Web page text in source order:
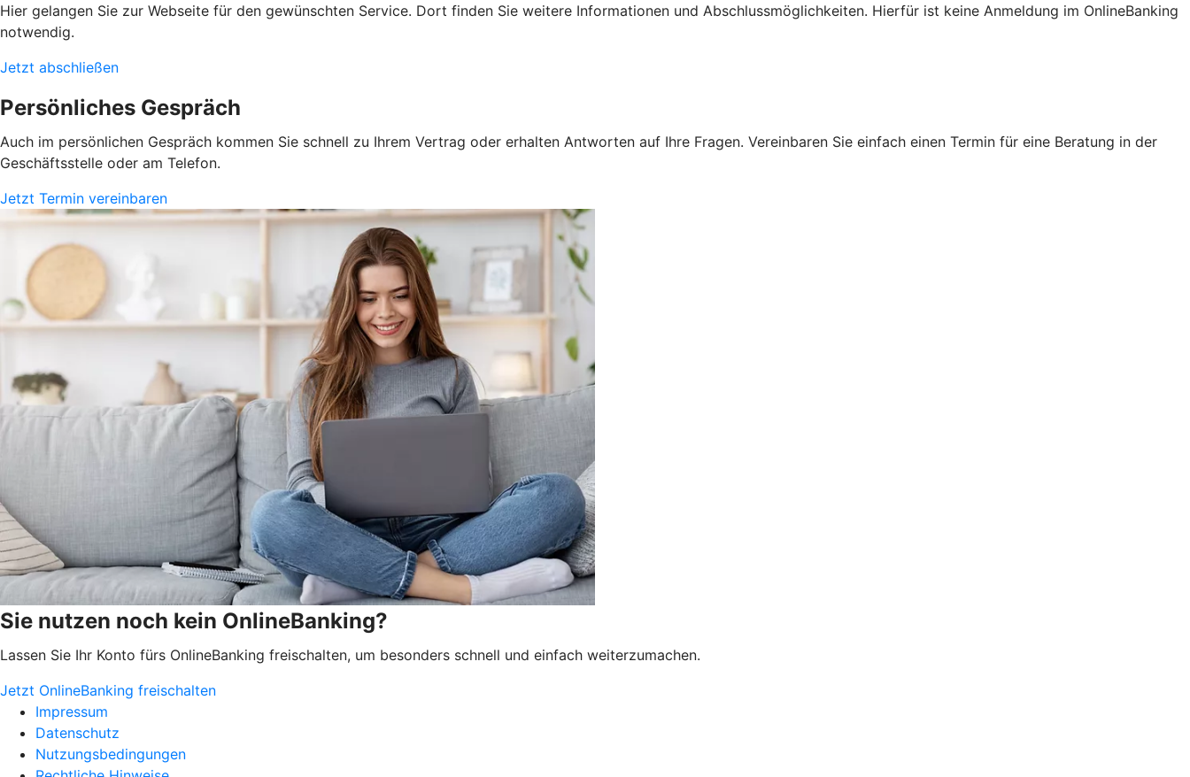
Hier gelangen Sie zur Webseite für den gewünschten Service. Dort finden Sie weitere Informationen und Abschlussmöglichkeiten. Hierfür ist keine Anmeldung im OnlineBanking
notwendig.
Jetzt abschließen
Persönliches Gespräch
Auch im persönlichen Gespräch kommen Sie schnell zu Ihrem Vertrag oder erhalten Antworten auf Ihre Fragen. Vereinbaren Sie einfach einen Termin für eine Beratung in der
Geschäftsstelle oder am Telefon.
Jetzt Termin vereinbaren
Sie nutzen noch kein OnlineBanking?
Lassen Sie Ihr Konto fürs OnlineBanking freischalten, um besonders schnell und einfach weiterzumachen.
Jetzt OnlineBanking freischalten
Impressum
Datenschutz
Nutzungsbedingungen